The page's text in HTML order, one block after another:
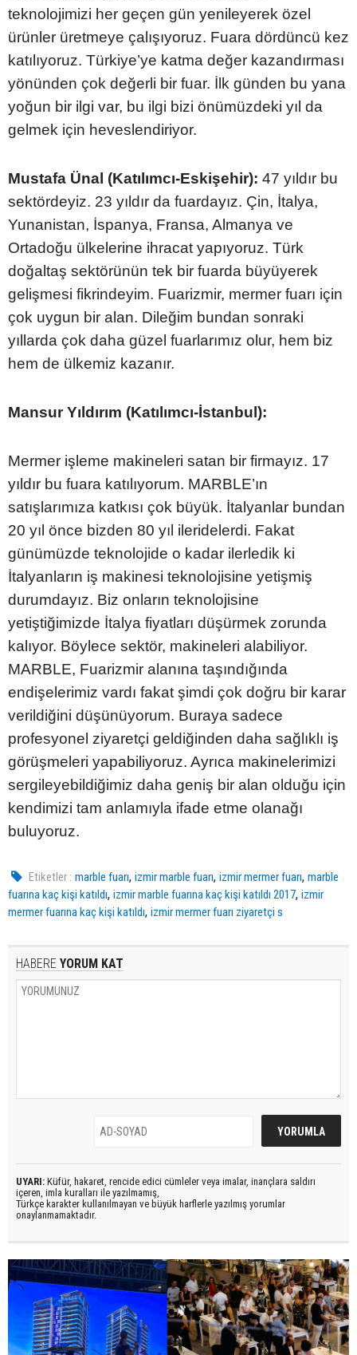
teknolojimizi her geçen gün yenileyerek özel
ürünler üretmeye çalışıyoruz. Fuara dördüncü kez
katılıyoruz. Türkiye’ye katma değer kazandırması
yönünden çok değerli bir fuar. İlk günden bu yana
yoğun bir ilgi var, bu ilgi bizi önümüzdeki yıl da
gelmek için heveslendiriyor.
Mustafa Ünal (Katılımcı-Eskişehir): 47 yıldır bu
sektördeyiz. 23 yıldır da fuardayız. Çin, İtalya,
Yunanistan, İspanya, Fransa, Almanya ve
Ortadoğu ülkelerine ihracat yapıyoruz. Türk
doğaltaş sektörünün tek bir fuarda büyüyerek
gelişmesi fikrindeyim. Fuarizmir, mermer fuarı için
çok uygun bir alan. Dileğim bundan sonraki
yıllarda çok daha güzel fuarlarımız olur, hem biz
hem de ülkemiz kazanır.
Mansur Yıldırım (Katılımcı-İstanbul):
Mermer işleme makineleri satan bir firmayız. 17
yıldır bu fuara katılıyorum. MARBLE’ın
satışlarımıza katkısı çok büyük. İtalyanlar bundan
20 yıl önce bizden 80 yıl ileridelerdi. Fakat
günümüzde teknolojide o kadar ilerledik ki
İtalyanların iş makinesi teknolojisine yetişmiş
durumdayız. Biz onların teknolojisine
yetiştiğimizde İtalya fiyatları düşürmek zorunda
kalıyor. Böylece sektör, makineleri alabiliyor.
MARBLE, Fuarizmir alanına taşındığında
endişelerimiz vardı fakat şimdi çok doğru bir karar
verildiğini düşünüyorum. Buraya sadece
profesyonel ziyaretçi geldiğinden daha sağlıklı iş
görüşmeleri yapabiliyoruz. Ayrıca makinelerimizi
sergileyebildiğimiz daha geniş bir alan olduğu için
kendimizi tam anlamıyla ifade etme olanağı
buluyoruz.
Etiketler : marble fuarı,izmir marble fuarı,izmir mermer fuarı,marble
fuarına kaç kişi katıldı, izmir marble fuarına kaç kişi katıldı 2017, izmir
mermer fuarına kaç kişi katıldı, izmir mermer fuarı ziyaretçi s
HABERE YORUM KAT
UYARI: Küfür, hakaret, rencide edici cümleler veya imalar, inançlara saldırı
içeren, imla kuralları ile yazılmamış,
Türkçe karakter kullanılmayan ve büyük harflerle yazılmış yorumlar
onaylanmamaktadır.